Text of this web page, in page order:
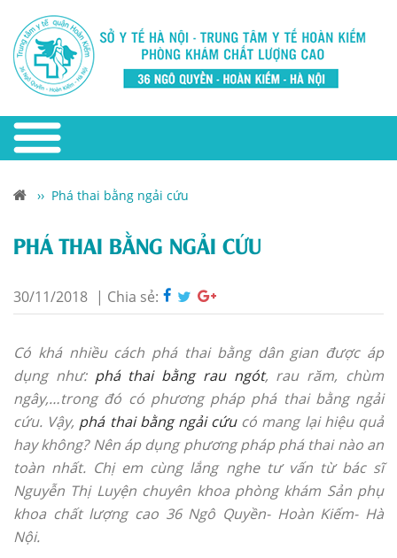
›› Phá thai bằng ngải cứu
PHÁ THAI BẰNG NGẢI CỨU
30/11/2018 | Chia sẻ:
Có khá nhiều cách phá thai bằng dân gian được áp
dụng như: phá thai bằng rau ngót, rau răm, chùm
ngây,…trong đó có phương pháp phá thai bằng ngải
cứu. Vậy, phá thai bằng ngải cứucó mang lại hiệu quả
hay không? Nên áp dụng phương pháp phá thai nào an
toàn nhất. Chị em cùng lắng nghe tư vấn từ bác sĩ
Nguyễn Thị Luyện chuyên khoa phòng khám Sản phụ
khoa chất lượng cao 36 Ngô Quyền- Hoàn Kiếm- Hà
Nội.